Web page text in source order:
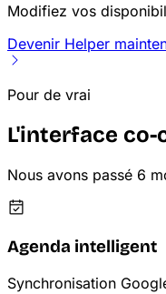
Modifiez vos
Devenir Helper
Pour de vrai
L'interface co-
Nous avons passé 6
Agenda intelligent
Synchronisation